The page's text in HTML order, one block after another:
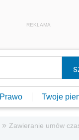
REKLAMA
Prawo Twoje
» Zawieranie umów